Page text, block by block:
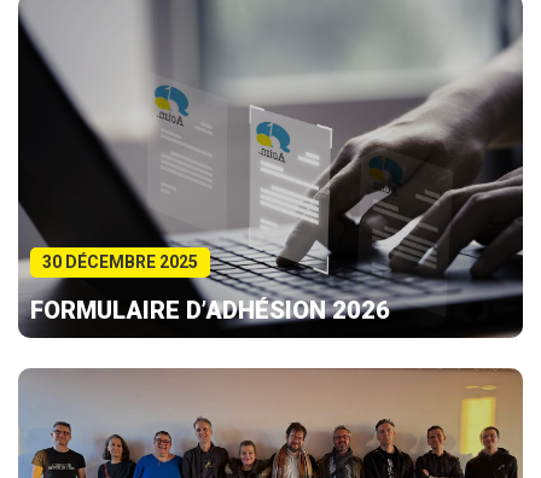
30 DÉCEMBRE 2025
FORMULAIRE D’ADHÉSION 2026